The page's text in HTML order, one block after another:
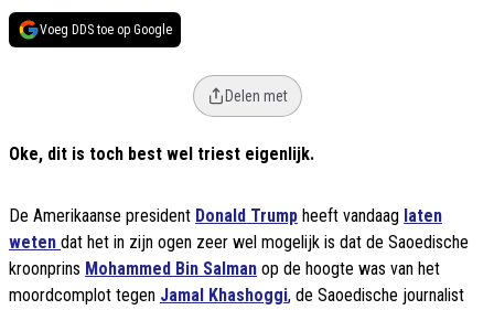
Voeg DDS toe op Google
Delen met
Oke, dit is toch best wel triest eigenlijk.
De Amerikaanse president Donald Trump heeft vandaag laten
weten dat het in zijn ogen zeer wel mogelijk is dat de Saoedische
kroonprins Mohammed Bin Salman op de hoogte was van het
moordcomplot tegen Jamal Khashoggi, de Saoedische journalist